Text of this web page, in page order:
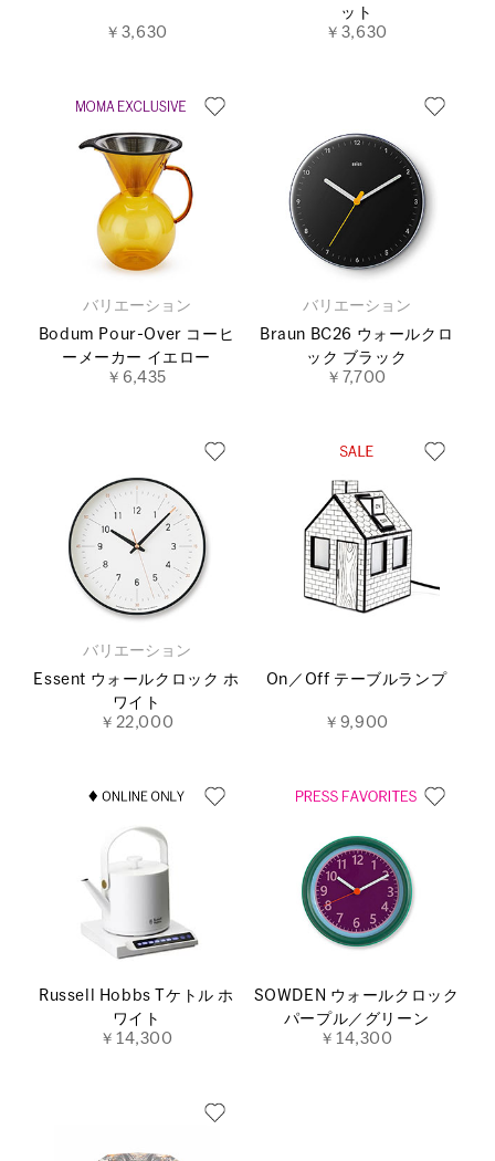
￥3,630
ット
￥3,630
バリエーション
Bodum Pour-Over コーヒ
ーメーカー イエロー
￥6,435
バリエーション
Braun BC26 ウォールクロ
ック ブラック
￥7,700
バリエーション
Essent ウォールクロック ホ
ワイト
￥22,000
On／Off テーブルランプ
￥9,900
Russell Hobbs Tケトル ホ
ワイト
￥14,300
SOWDEN ウォールクロック
パープル／グリーン
￥14,300